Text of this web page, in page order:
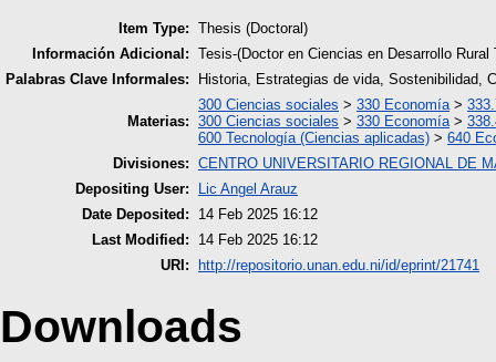
Item Type: Thesis (Doctoral)
Información Adicional: Tesis-(Doctor en Ciencias en Desarrollo
Palabras Clave Informales:
Historia, Estrategias de vida, Sostenibilidad,
Materias:
300 Ciencias sociales > 330 Economía >
300 Ciencias sociales > 330 Economía >
600 Tecnología (Ciencias aplicadas) > 640
Divisiones: CENTRO UNIVERSITARIO REGIONAL DE
Depositing User:
Lic Angel Arauz
Date Deposited:
14 Feb 2025 16:12
Last Modified:
14 Feb 2025 16:12
URI:
http://repositorio.unan.edu.ni/id/eprint/21741
Downloads